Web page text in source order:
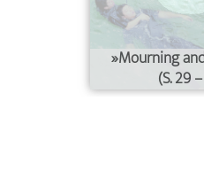
»Mourning
(S. 29